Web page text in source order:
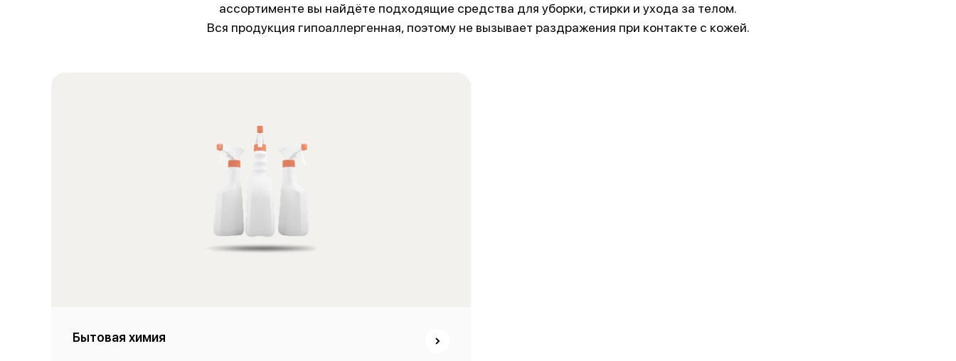
ассортименте вы найдёте подходящие средства для уборки, стирки и ухода за телом.
Вся продукция гипоаллергенная, поэтому не вызывает раздражения при контакте с кожей.
Бытовая химия